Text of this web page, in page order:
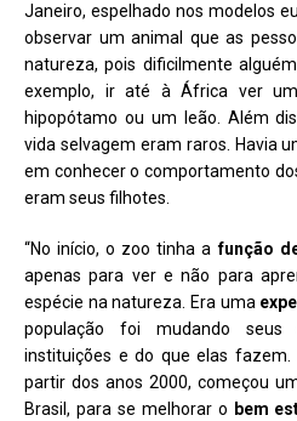
Janeiro, espelhado nos modelos
observar um animal que as
natureza, pois dificilmente
exemplo, ir até à África ver
hipopótamo ou um leão. Além
vida selvagem eram raros. Havia
em conhecer o comportamento
eram seus filhotes.
“No início, o zoo tinha afunção
apenas para ver e não para
espécie na natureza. Era uma
população foi mudando
instituições e do que elas
partir dos anos 2000, começou
Brasil, para se melhorar o bem